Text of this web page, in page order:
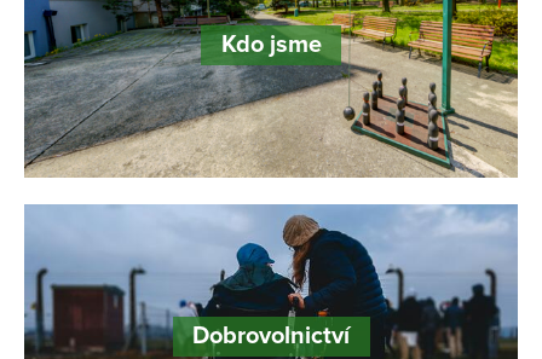
Kdo jsme
Dobrovolnictví